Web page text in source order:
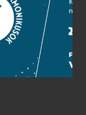
u. 1. (Müpa)